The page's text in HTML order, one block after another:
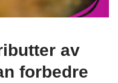
av
forbedre